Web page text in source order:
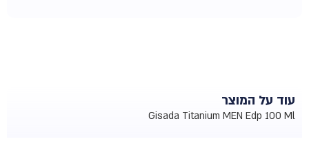
עוד על המוצר
Gisada Titanium MEN Edp 100 Ml